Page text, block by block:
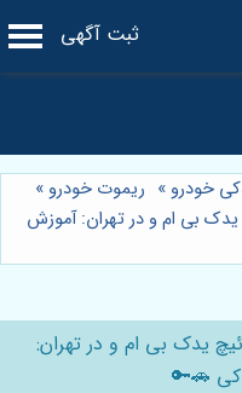
ثبت آگهی
خودرو » ریموت خودرو »
بی ام و در تهران: آموزش
یدک بی ام و در تهران:
کی 🚗🔑